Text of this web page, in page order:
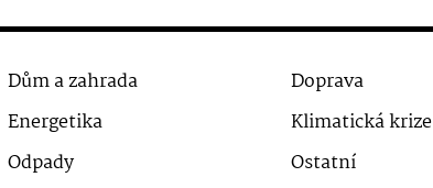
Dům a zahrada Doprava
Energetika Klimatická krize
Odpady Ostatní